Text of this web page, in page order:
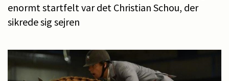
enormt startfelt var det Christian Schou, der
sikrede sig sejren